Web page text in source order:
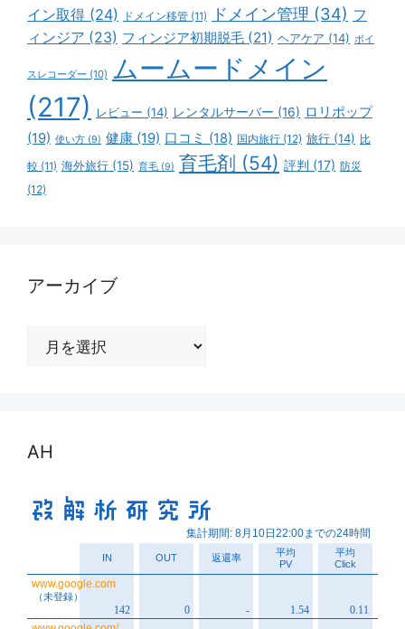
イン取得 (24) ドメイン移管 (11) ドメイン管理 (34) フ
ィンジア (23) フィンジア初期脱毛 (21) ヘアケア (14) ボイ
スレコーダー (10) ムームードメイン
(217)
レビュー (14) レンタルサーバー (16) ロリポップ
(19) 使い方 (9) 健康 (19) 口コミ (18) 国内旅行 (12) 旅行 (14) 比
較 (11) 海外旅行 (15) 育毛 (9) 育毛剤 (54) 評判 (17) 防災
(12)
アーカイブ
AH